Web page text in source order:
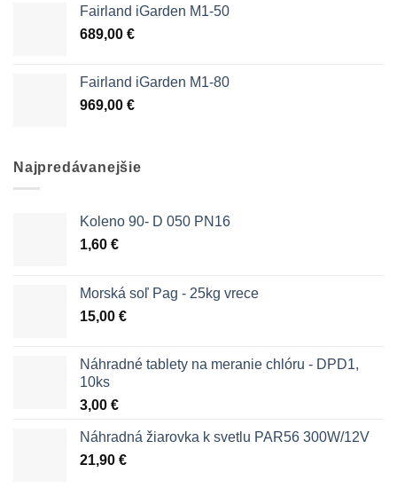
Fairland iGarden M1-50
689,00 €
Fairland iGarden M1-80
969,00 €
Najpredávanejšie
Koleno 90- D 050 PN16
1,60 €
Morská soľ Pag - 25kg vrece
15,00 €
Náhradné tablety na meranie chlóru - DPD1,
10ks
3,00 €
Náhradná žiarovka k svetlu PAR56 300W/12V
21,90 €